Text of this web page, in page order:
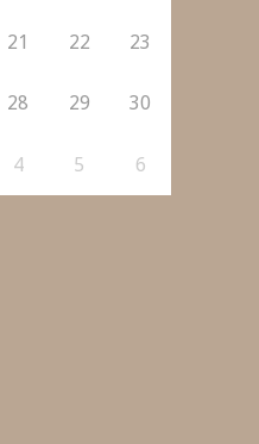
21 22 23
28 29 30
4 5 6